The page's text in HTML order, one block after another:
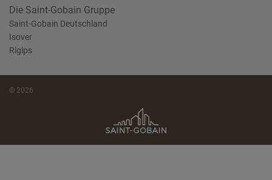
Die Saint-Gobain Gruppe
Saint-Gobain Deutschland
Isover
Rigips
© 2026